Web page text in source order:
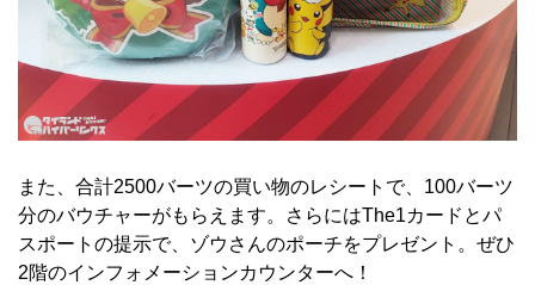
また、合計2500バーツの買い物のレシートで、100バーツ
分のバウチャーがもらえます。さらにはThe1カードとパ
スポートの提示で、ゾウさんのポーチをプレゼント。ぜひ
2階のインフォメーションカウンターへ！